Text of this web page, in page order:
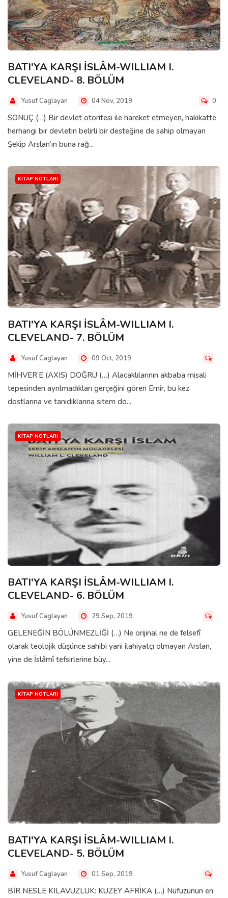
BATI'YA KARŞI İSLÂM-WILLIAM I.
CLEVELAND- 8. BÖLÜM
Yusuf Caglayan 04 Nov, 2019 0
SONUÇ (…) Bir devlet otoritesi ile hareket etmeyen, hakikatte
herhangi bir devletin belirli bir desteğine de sahip olmayan
Şekip Arslan’ın buna rağ...
KITAP NOTLARI
BATI'YA KARŞI İSLÂM-WILLIAM I.
CLEVELAND- 7. BÖLÜM
Yusuf Caglayan 09 Oct, 2019
MİHVER’E (AXIS) DOĞRU (…) Alacaklılarının akbaba misali
tepesinden ayrılmadıkları gerçeğini gören Emir, bu kez
dostlarına ve tanıdıklarına sitem do...
KITAP NOTLARI
BATI'YA KARŞI İSLÂM-WILLIAM I.
CLEVELAND- 6. BÖLÜM
Yusuf Caglayan 29 Sep, 2019
GELENEĞİN BÖLÜNMEZLİĞİ (…) Ne orijinal ne de felsefî
olarak teolojik düşünce sahibi yani ilahiyatçı olmayan Arslan,
yine de İslâmî tefsirlerine büy...
KITAP NOTLARI
BATI'YA KARŞI İSLÂM-WILLIAM I.
CLEVELAND- 5. BÖLÜM
Yusuf Caglayan 01 Sep, 2019
BİR NESLE KILAVUZLUK: KUZEY AFRİKA (…) Nüfuzunun en